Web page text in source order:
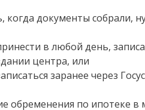
когда документы собрали,
в любой день,
центра, или
заранее через